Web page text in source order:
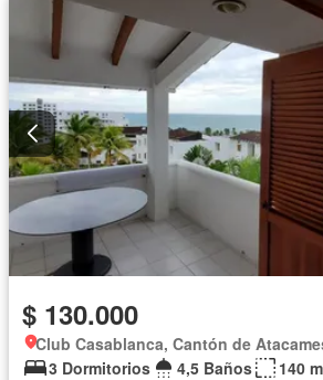
$ 130.000
Club Casablanca, Cantón de
3 Dormitorios
4,5 Baños
140